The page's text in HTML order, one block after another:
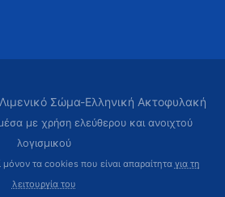
Σώμα-Ελληνική Ακτοφυλακή
με χρήση ελεύθερου και ανοιχτού
λογισμικού
μόνον τα cookies που είναι απαραίτητα για τη
λειτουργία του